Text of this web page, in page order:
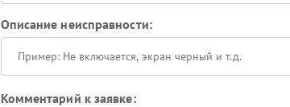
Описание неисправности:
Комментарий к заявке: